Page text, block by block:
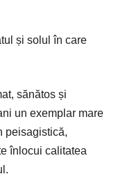
și solul în care
sănătos și
un exemplar mare
peisagistică,
înlocui calitatea